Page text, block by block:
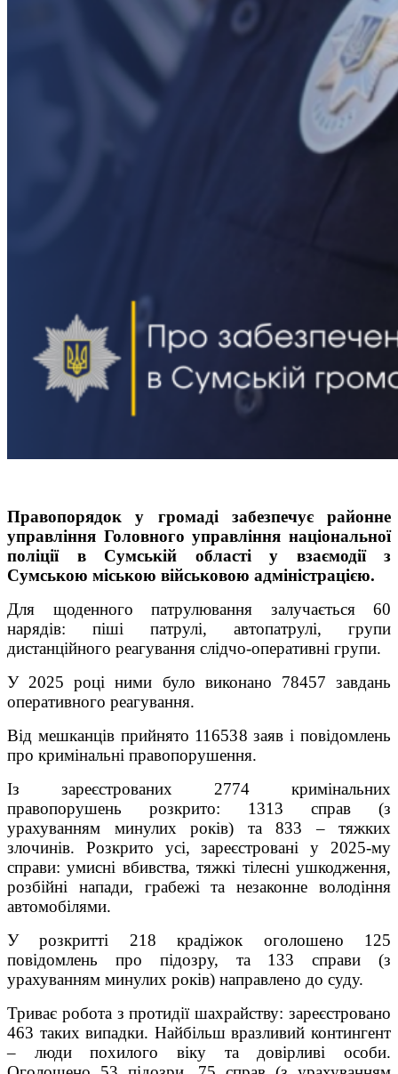
Правопорядок у громаді забезпечує районне
управління Головного управління національної
поліції в Сумській області у взаємодії з
Сумською міською військовою адміністрацією.
Для щоденного патрулювання залучається 60
нарядів: піші патрулі, автопатрулі, групи
дистанційного реагування слідчо-оперативні групи.
У 2025 році ними було виконано 78457 завдань
оперативного реагування.
Від мешканців прийнято 116538 заяв і повідомлень
про кримінальні правопорушення.
Із зареєстрованих 2774 кримінальних
правопорушень розкрито: 1313 справ (з
урахуванням минулих років) та 833 – тяжких
злочинів. Розкрито усі, зареєстровані у 2025-му
справи: умисні вбивства, тяжкі тілесні ушкодження,
розбійні напади, грабежі та незаконне володіння
автомобілями.
У розкритті 218 крадіжок оголошено 125
повідомлень про підозру, та 133 справи (з
урахуванням минулих років) направлено до суду.
Триває робота з протидії шахрайству: зареєстровано
463 таких випадки. Найбільш вразливий контингент
– люди похилого віку та довірливі особи.